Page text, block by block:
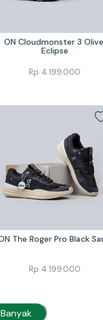
ON Cloudmonster 3 Olive
Eclipse
Rp 4.199.000
The Roger Pro Black
Rp 4.199.000